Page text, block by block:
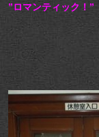
”ロマンティック！”